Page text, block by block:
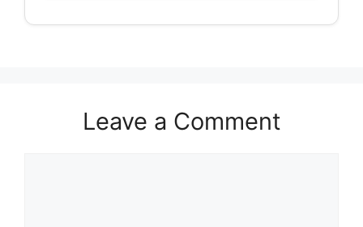
Leave a Comment